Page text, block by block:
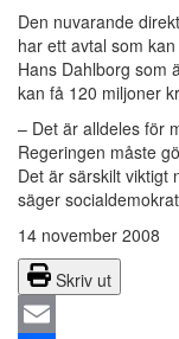
Den nuvarande
har ett avtal som
Hans Dahlborg som
kan få 120 miljoner
– Det är alldeles för
Regeringen måste
Det är särskilt viktigt
säger
14 november 2008
Skriv ut